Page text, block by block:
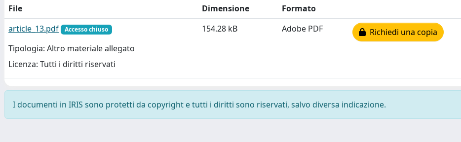
File
Dimensione
Formato
article_13.pdf
Accesso chiuso
Tipologia: Altro materiale allegato
Licenza: Tutti i diritti riservati
154.28 kB Adobe PDF Richiedi una copia
I documenti in IRIS sono protetti da copyright e tutti i diritti sono riservati, salvo diversa indicazione.